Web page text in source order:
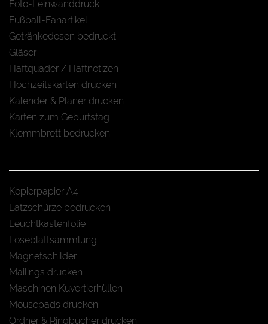
Foto-Leinwanddruck
Fußball-Fanartikel
Getränkedosen bedruckt
Gläser
Haftquader / Haftnotizen
Hochzeitskarten drucken
Kalender & Planer drucken
Karten zum Geburtstag
Klemmbrett bedrucken
Kopierpapier A4
Latzschürze bedrucken
Leuchtkastenfolie
Loseblattsammlung
Magnetschilder
Mailings drucken
Maschinen Kuvertierhüllen
Mousepads drucken
Ordner & Ringbücher drucken